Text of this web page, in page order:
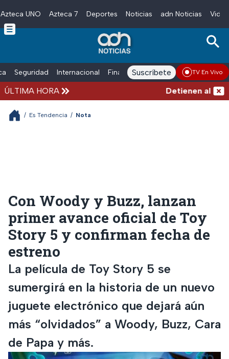
Skip to main content
Azteca UNO Azteca 7 Deportes Noticias adn Noticias
Seguridad Internacional Finanzas adn Noticias Radio
Suscríbete TV En Vivo
ÚLTIMA HORA Detienen al
/ Es Tendencia / Nota
Con Woody y Buzz, lanzan
primer avance oficial de Toy
Story 5 y confirman fecha de
estreno
La película de Toy Story 5 se
sumergirá en la historia de un nuevo
juguete electrónico que dejará aún
más “olvidados” a Woody, Buzz, Cara
de Papa y más.